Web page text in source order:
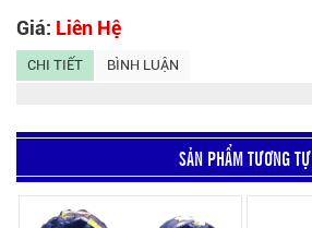
Giá: Liên Hệ
CHI TIẾT BÌNH LUẬN
SẢN PHẨM TƯƠNG TỰ